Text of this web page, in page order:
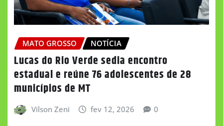
MATO GROSSO NOTÍCIA
Lucas do Rio Verde sedia encontro
estadual e reúne 76 adolescentes de 28
municípios de MT
Vilson Zeni fev 12, 2026 0